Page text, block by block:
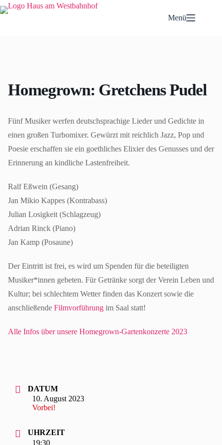
Zum
Inhalt
Menü
Homegrown: Gretchens Pudel
Fünf Musiker werfen deutschsprachige Lieder und Gedichte in
einen großen Turbomixer. Gewürzt mit reichlich Jazz, Pop und
Poesie erschaffen sie ein goethliches Elixier des Genusses und der
Erinnerung an kindliche Lastenfreiheit.
Ralf Eßwein (Gesang)
Jan Mikio Kappes (Kontrabass)
Julian Losigkeit (Schlagzeug)
Adrian Rinck (Piano)
Jan Kamp (Posaune)
Der Eintritt ist frei, es wird um Spenden für die beteiligten
Musiker*innen gebeten. Für Getränke sorgt der Verein Leben und
Kultur; bei schlechtem Wetter finden das Konzert sowie die
anschließende Filmvorführung im Saal statt!
Alle Infos über unsere Homegrown-Gartenkonzerte 2023
DATUM
10. August 2023
Vorbei!
UHRZEIT
19:30